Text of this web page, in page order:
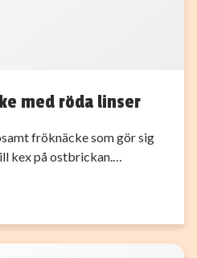
med röda linser
fröknäcke som gör sig
kex på ostbrickan.…